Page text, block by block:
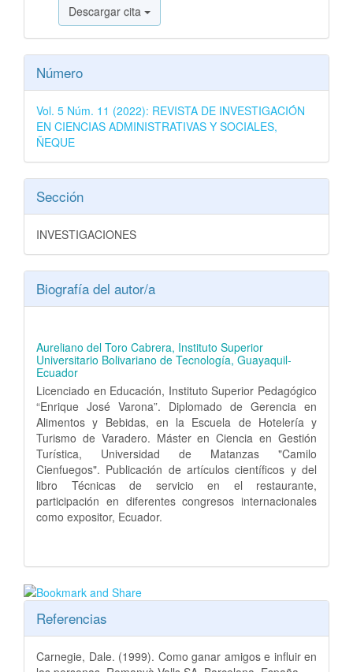
Descargar cita
Número
Vol. 5 Núm. 11 (2022): REVISTA DE INVESTIGACIÓN
EN CIENCIAS ADMINISTRATIVAS Y SOCIALES,
ÑEQUE
Sección
INVESTIGACIONES
Biografía del autor/a
Aureliano del Toro Cabrera, Instituto Superior
Universitario Bolivariano de Tecnología, Guayaquil-
Ecuador
Licenciado en Educación, Instituto Superior Pedagógico
“Enrique José Varona”. Diplomado de Gerencia en
Alimentos y Bebidas, en la Escuela de Hotelería y
Turismo de Varadero. Máster en Ciencia en Gestión
Turística, Universidad de Matanzas "Camilo
Cienfuegos". Publicación de artículos científicos y del
libro Técnicas de servicio en el restaurante,
participación en diferentes congresos internacionales
como expositor, Ecuador.
Referencias
Carnegie, Dale. (1999). Como ganar amigos e influir en